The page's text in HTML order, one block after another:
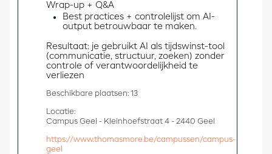
Wrap-up + Q&A
Best practices + controlelijst om AI-
output betrouwbaar te maken.
Resultaat: je gebruikt AI als tijdswinst-tool
(communicatie, structuur, zoeken) zonder
controle of verantwoordelijkheid te
verliezen
Beschikbare plaatsen: 13
Locatie:
Campus Geel - Kleinhoefstraat 4 - 2440 Geel
https://www.thomasmore.be/campussen/campus-
geel